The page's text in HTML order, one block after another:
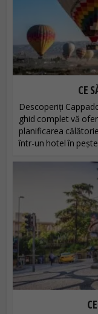
CE
Descoperiți
ghid complet vă
planificarea
într-un hotel în